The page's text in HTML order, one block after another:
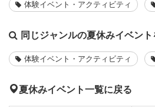
体験イベント・アクティビティ
同じジャンルの夏休みイベント
体験イベント・アクティビティ
夏休みイベント一覧に戻る